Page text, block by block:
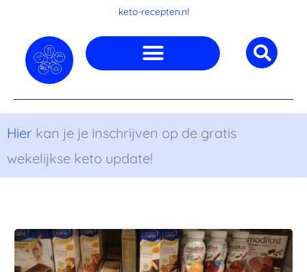
inhoud
keto-recepten.nl
Hier kan je je inschrijven op de gratis
wekelijkse keto update!